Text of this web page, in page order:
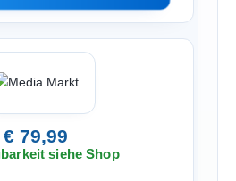
€ 79,99
siehe Shop